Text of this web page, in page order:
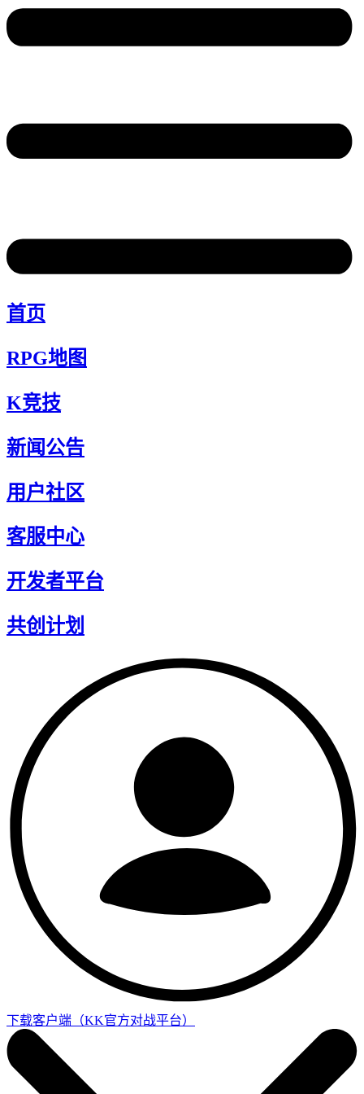
首页
RPG地图
K竞技
新闻公告
用户社区
客服中心
开发者平台
共创计划
下载客户端 （KK官方对战平台）